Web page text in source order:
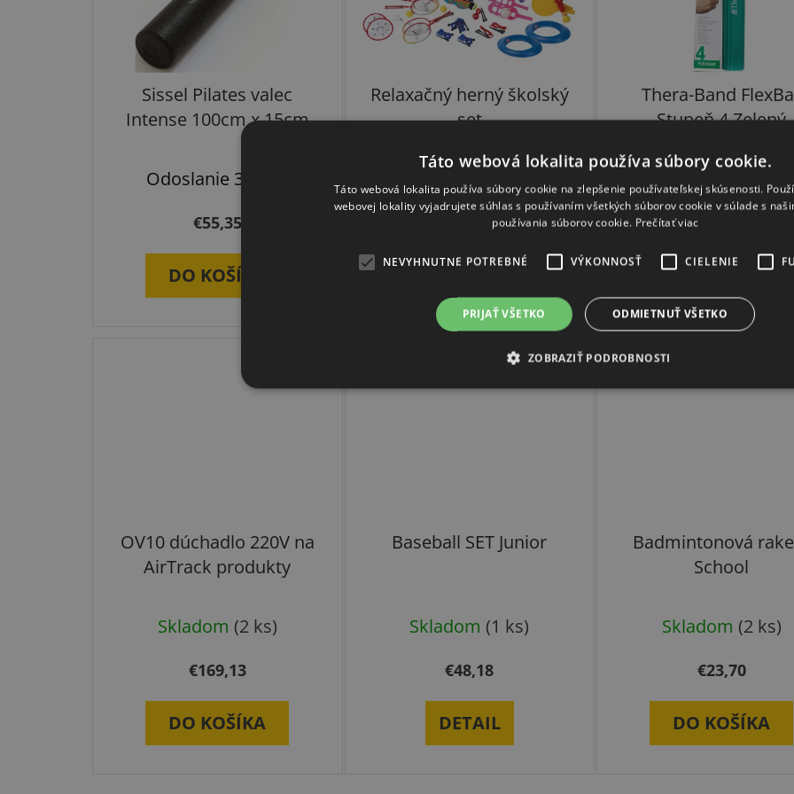
Sissel Pilates valec
Intense 100cm x 15cm
Odoslanie 3-7 dní
€55,35
DO KOŠÍKA
Relaxačný herný školský
set
Skladom (1 ks)
Thera-Band
Stupeň 4 Zelený
Priemerné
je
z
3-4 týždne
€35,88
DO KOŠÍKA
OV10 dúchadlo 220V na
AirTrack produkty
Skladom (2 ks)
€169,13
DO KOŠÍKA
Baseball SET Junior
Skladom (1 ks)
€48,18
DETAIL
ZĽAVA OD 5KS
Badmintonová
School
Skladom (2 ks)
€23,70
DO KOŠÍKA
Táto webová lokalita používa súbory cookie.
Táto webová lokalita používa súbory cookie na zlepšenie používateľskej skúsenosti.
webovej lokality vyjadrujete súhlas s používaním všetkých súborov cookie v súlade s
používania súborov cookie. Prečítať viac
NEVYHNUTNE POTREBNÉ VÝKONNOSŤ CIELENIE
PRIJAŤ VŠETKO ODMIETNUŤ VŠETKO
ZOBRAZIŤ PODROBNOSTI